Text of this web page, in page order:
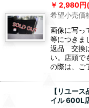
2,980円
希望小売価
画像に写
等につきま
返品 交換
い。店頭
の際は、ご
【リユー
イル 600L